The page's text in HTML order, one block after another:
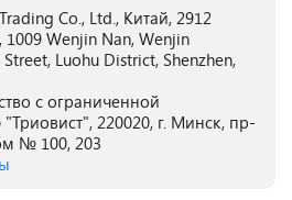
Co., Ltd., Китай, 2912
Wenjin Nan, Wenjin
Luohu District, Shenzhen,
с ограниченной
"Триовист", 220020, г. Минск, пр-
№ 100, 203